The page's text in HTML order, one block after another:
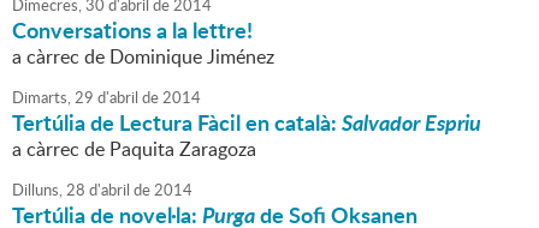
Dimecres,30 d'abril de2014
Conversations a la lettre!
a càrrec de Dominique Jiménez
Dimarts,29 d'abril de2014
Tertúlia de Lectura Fàcil en català:Salvador Espriu
a càrrec de Paquita Zaragoza
Dilluns,28 d'abril de2014
Tertúlia de novel·la:Purgade Sofi Oksanen